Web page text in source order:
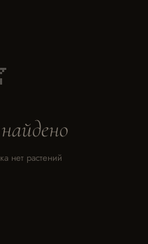
нет растений